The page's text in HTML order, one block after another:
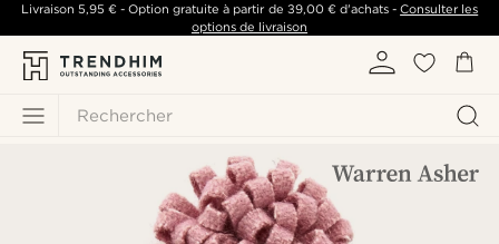
Rechercher
Livraison 5,95 €- Option gratuite à partir de 39,00 €d'achats -Consulter les
options de livraison